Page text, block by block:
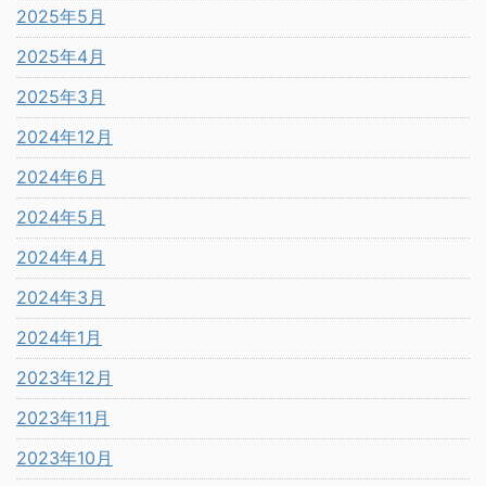
2025年5月
2025年4月
2025年3月
2024年12月
2024年6月
2024年5月
2024年4月
2024年3月
2024年1月
2023年12月
2023年11月
2023年10月